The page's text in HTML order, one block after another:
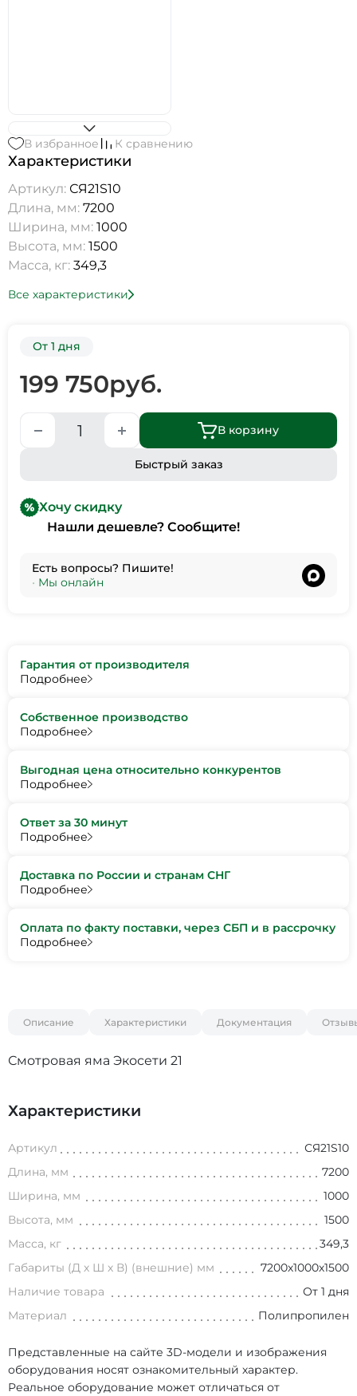
В избранное К сравнению
Характеристики
Артикул: СЯ21S10
Длина, мм: 7200
Ширина, мм: 1000
Высота, мм: 1500
Масса, кг: 349,3
Все характеристики
От 1 дня
199 750руб.
В корзину
Быстрый заказ
Хочу скидку
Нашли дешевле? Сообщите!
Есть вопросы? Пишите!
• Мы онлайн
Гарантия от производителя
Подробнее
Собственное производство
Подробнее
Выгодная цена относительно конкурентов
Подробнее
Ответ за 30 минут
Подробнее
Доставка по России и странам СНГ
Подробнее
Оплата по факту поставки, через СБП и в рассрочку
Подробнее
Описание Характеристики Документация
Смотровая яма Экосети 21
Характеристики
Артикул
СЯ21S10
Длина, мм
7200
Ширина, мм
1000
Высота, мм
1500
Масса, кг
349,3
Габариты (Д х Ш х В) (внешние) мм
7200х1000х1500
Наличие товара
От 1 дня
Материал
Полипропилен
Представленные на сайте 3D-модели и изображения
оборудования носят ознакомительный характер.
Реальное оборудование может отличаться от